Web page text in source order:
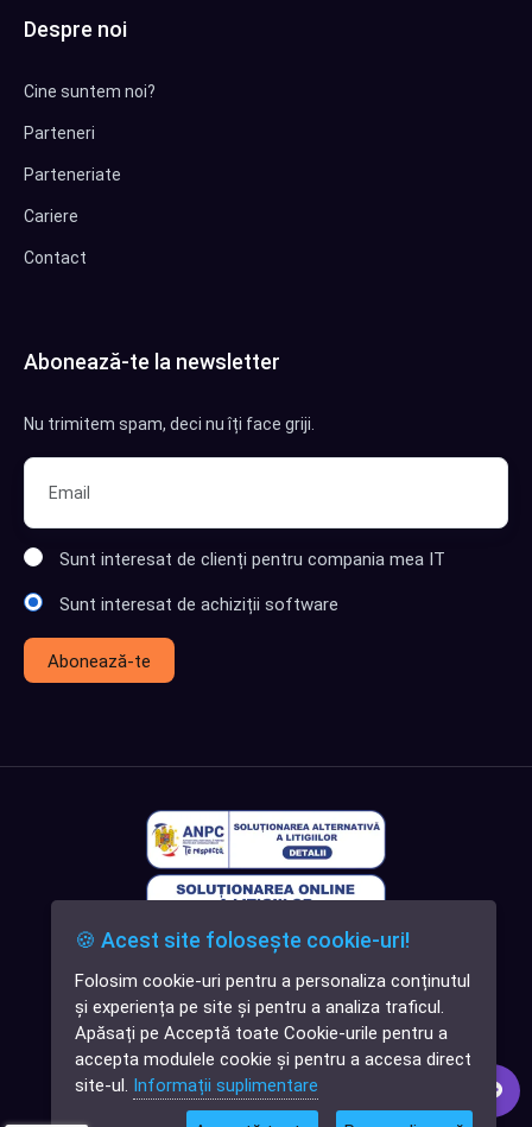
✕
Cauți o aplicație
software?
Despre noi
Cine suntem noi?
Parteneri
Parteneriate
Cariere
Contact
Abonează-te la newsletter
Nu trimitem spam, deci nu îți face griji.
Sunt interesat de clienți pentru compania mea IT
Sunt interesat de achiziții software
Abonează-te
© 2026Softlead• Toate drepturile rezervate |
🍪 Acest site folosește cookie-uri!
Folosim cookie-uri pentru a personaliza conținutul
și experiența pe site și pentru a analiza traficul.
Apăsați pe Acceptă toate Cookie-urile pentru a
accepta modulele cookie și pentru a accesa direct
site-ul. Informații suplimentare